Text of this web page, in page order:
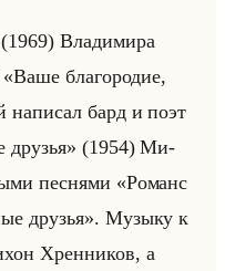
Вла­ди­ми­ра
благородие,
на­пи­сал бард и поэт
друзья» (1954) Ми­
пес­ня­ми «Романс
друзья». Му­зы­ку к
Хрен­ни­ков, а